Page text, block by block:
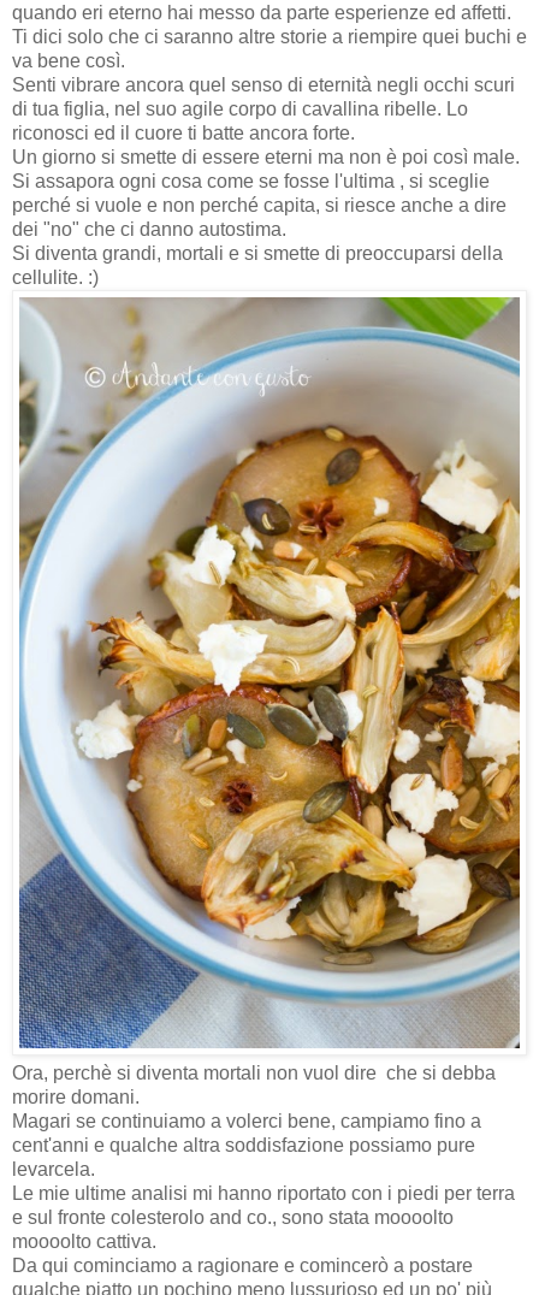
quando eri eterno hai messo da parte esperienze ed affetti.
Ti dici solo che ci saranno altre storie a riempire quei buchi e
va bene così.
Senti vibrare ancora quel senso di eternità negli occhi scuri
di tua figlia, nel suo agile corpo di cavallina ribelle. Lo
riconosci ed il cuore ti batte ancora forte.
Un giorno si smette di essere eterni ma non è poi così male.
Si assapora ogni cosa come se fosse l'ultima , si sceglie
perché si vuole e non perché capita, si riesce anche a dire
dei "no" che ci danno autostima.
Si diventa grandi, mortali e si smette di preoccuparsi della
cellulite. :)
Ora, perchè si diventa mortali non vuol dire che si debba
morire domani.
Magari se continuiamo a volerci bene, campiamo fino a
cent'anni e qualche altra soddisfazione possiamo pure
levarcela.
Le mie ultime analisi mi hanno riportato con i piedi per terra
e sul fronte colesterolo and co., sono stata moooolto
moooolto cattiva.
Da qui cominciamo a ragionare e comincerò a postare
qualche piatto un pochino meno lussurioso ed un po' più